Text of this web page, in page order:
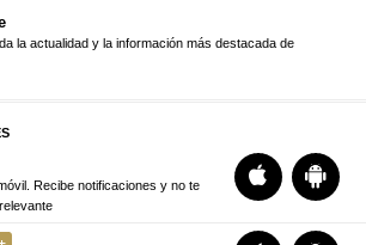
la actualidad y la información más destacada de
Recibe notificaciones y no te